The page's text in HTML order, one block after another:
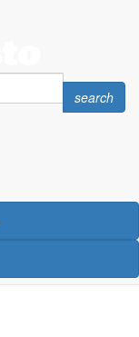
Search
search